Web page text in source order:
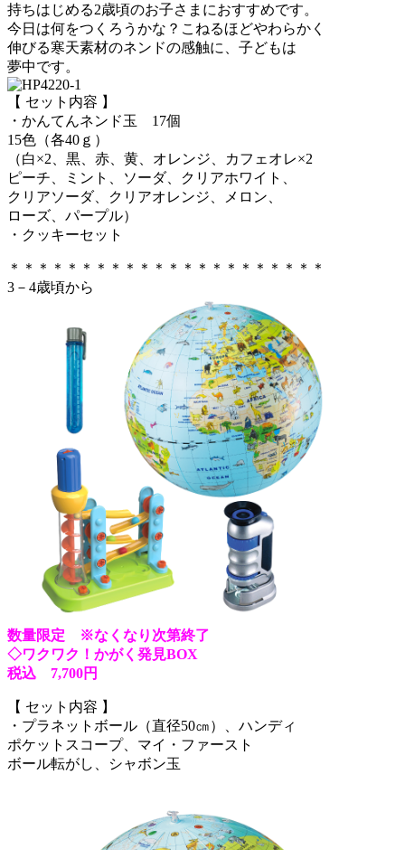
持ちはじめる2歳頃のお子さまにおすすめです。
今日は何をつくろうかな？こねるほどやわらかく
伸びる寒天素材のネンドの感触に、子どもは
夢中です。
【 セット内容 】
・かんてんネンド玉 17個
15色（各40ｇ）
（白×2、黒、赤、黄、オレンジ、カフェオレ×2
ピーチ、ミント、ソーダ、クリアホワイト、
クリアソーダ、クリアオレンジ、メロン、
ローズ、パープル）
・クッキーセット
＊＊＊＊＊＊＊＊＊＊＊＊＊＊＊＊＊＊＊＊＊＊
3－4歳頃から
数量限定 ※なくなり次第終了
◇ワクワク！かがく発見BOX
税込 7,700円
【 セット内容 】
・プラネットボール（直径50㎝）、ハンディ
ポケットスコープ、マイ・ファースト
ボール転がし、シャボン玉